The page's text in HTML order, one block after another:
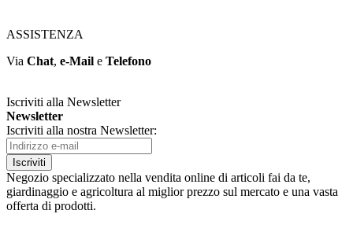
ASSISTENZA
Via Chat, e-Mail e Telefono
Iscriviti alla Newsletter
Newsletter
Iscriviti alla nostra Newsletter:
Iscriviti
Negozio specializzato nella vendita online di articoli fai da te,
giardinaggio e agricoltura al miglior prezzo sul mercato e una vasta
offerta di prodotti.